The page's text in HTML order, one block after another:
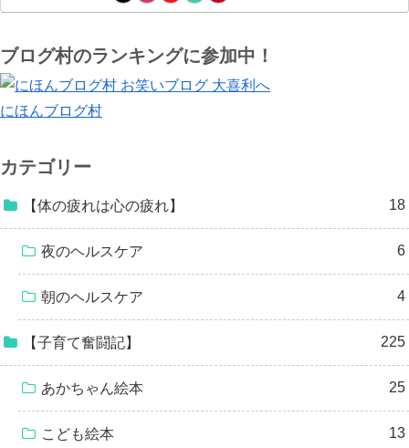
ブログ村のランキングに参加中！
にほんブログ村
カテゴリー
【体の疲れは心の疲れ】 18
夜のヘルスケア 6
朝のヘルスケア 4
【子育て奮闘記】 225
あかちゃん絵本 25
こども絵本 13